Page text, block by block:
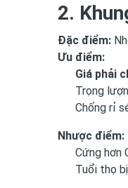
2.
Đặc điểm:
Ưu điểm:
Giá phải
Trọng
Chống rỉ
Nhược điểm:
Cứng hơn
Tuổi thọ